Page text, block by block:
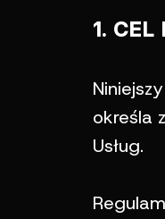
1.
określa
Usług.